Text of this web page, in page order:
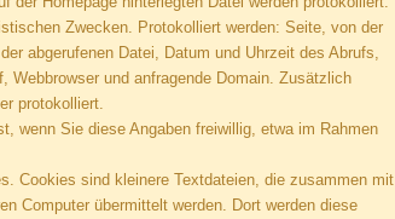
Zwecken. Protokolliert werden: Seite, von der
abgerufenen Datei, Datum und Uhrzeit des Abrufs,
Webbrowser und anfragende Domain. Zusätzlich
protokolliert.
wenn Sie diese Angaben freiwillig, etwa im Rahmen
Cookies sind kleinere Textdateien, die zusammen mit
Computer übermittelt werden. Dort werden diese